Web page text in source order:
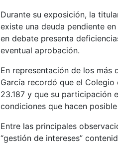
Durante su exposición, la
existe una deuda pendiente
en debate presenta
eventual aprobación.
En representación de los
García recordó que el
23.187 y que su participación
condiciones que hacen
Entre las principales
“gestión de intereses”